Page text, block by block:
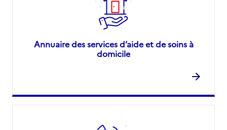
Annuaire des services d’aide et de soins à
domicile